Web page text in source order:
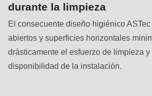
(line
597
of
modules/custom/rondo_contact/src/
durante la limpieza
El consecuente diseño higiénico
abiertos y superficies horizontales
drásticamente el esfuerzo de limpieza y
disponibilidad de la instalación.